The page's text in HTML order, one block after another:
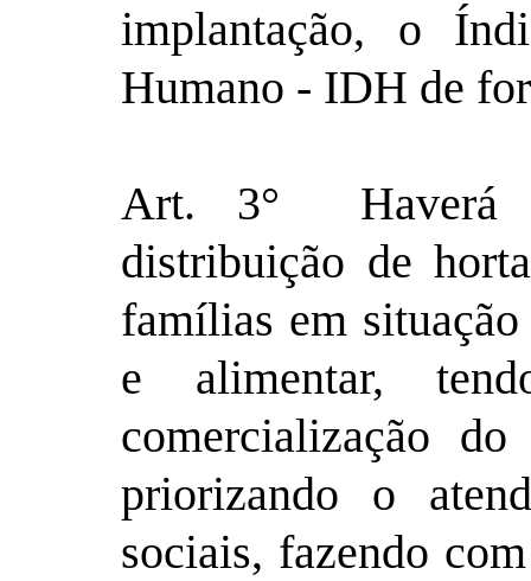
implantação, o
Humano - IDH de
Art. 3° Haverá
distribuição de
famílias em
e alimentar,
comercialização
priorizando o
sociais, fazendo